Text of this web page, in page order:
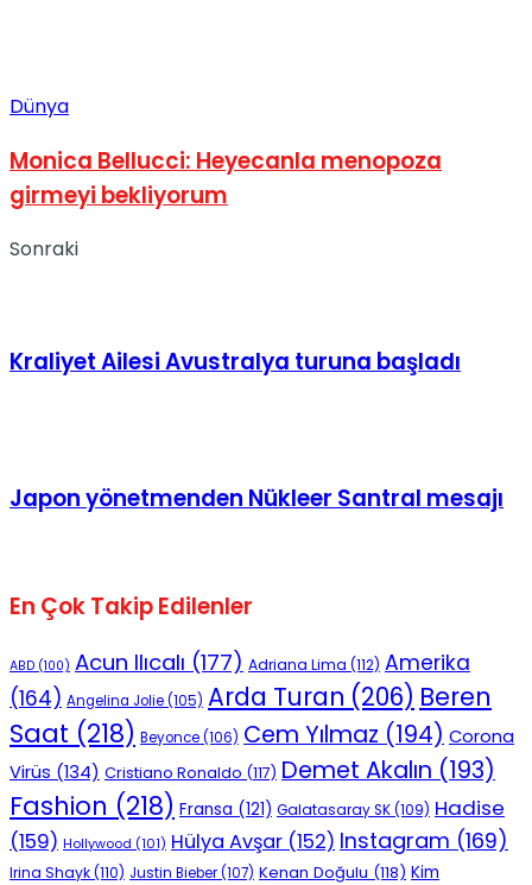
Dünya
Monica Bellucci: Heyecanla menopoza
girmeyi bekliyorum
Sonraki
Kraliyet Ailesi Avustralya turuna başladı
Japon yönetmenden Nükleer Santral mesajı
En Çok Takip Edilenler
ABD (100) Acun Ilıcalı (177) Adriana Lima (112) Amerika
(164) Angelina Jolie(105) Arda Turan (206) Beren
Saat (218) Beyonce(106) Cem Yılmaz (194) Corona
Virüs (134) Cristiano Ronaldo (117) Demet Akalın (193)
Fashion (218) Fransa (121) Galatasaray SK(109) Hadise
(159) Hollywood (101) Hülya Avşar (152) Instagram (169)
Irina Shayk(110) Justin Bieber(107) Kenan Doğulu (118) Kim